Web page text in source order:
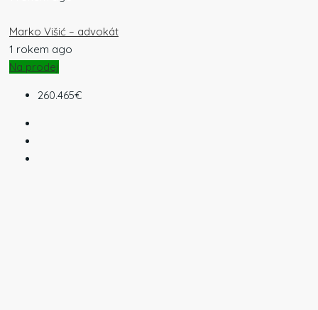
Marko Višić – advokát
1 rokem ago
Na prodej
260.465€